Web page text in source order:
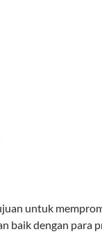
untuk
baik dengan para